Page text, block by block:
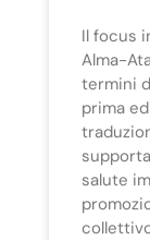
Il focus
Alma-
termini
prima
salute